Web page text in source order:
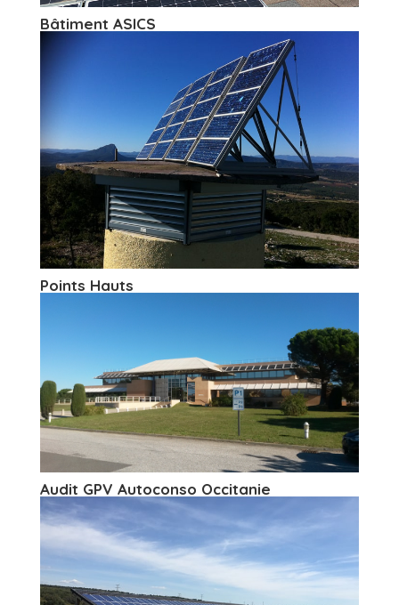
Bâtiment ASICS
Points Hauts
Audit GPV Autoconso Occitanie